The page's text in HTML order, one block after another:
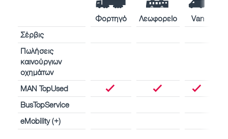
Φορτηγό Λεωφορείο
Van
Σέρβις
Πωλήσεις
καινούργιων
οχημάτων
MAN TopUsed
BusTopService
eMobility (+)